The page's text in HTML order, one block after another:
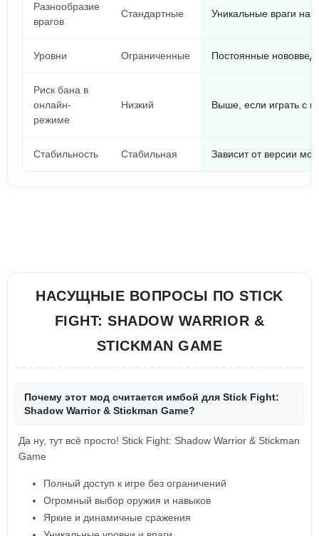
Разнообразие
врагов
Стандартные Уникальные враги на
Уровни Ограниченные Постоянные
Риск бана в
онлайн-
режиме
Низкий Выше, если играть с
Стабильность Стабильная Зависит от версии
НАСУЩНЫЕ ВОПРОСЫ ПО STICK
FIGHT: SHADOW WARRIOR &
STICKMAN GAME
Почему этот мод считается имбой для Stick Fight:
Shadow Warrior & Stickman Game?
Да ну, тут всё просто! Stick Fight: Shadow Warrior & Stickman
Game
Полный доступ к игре без ограничений
Огромный выбор оружия и навыков
Яркие и динамичные сражения